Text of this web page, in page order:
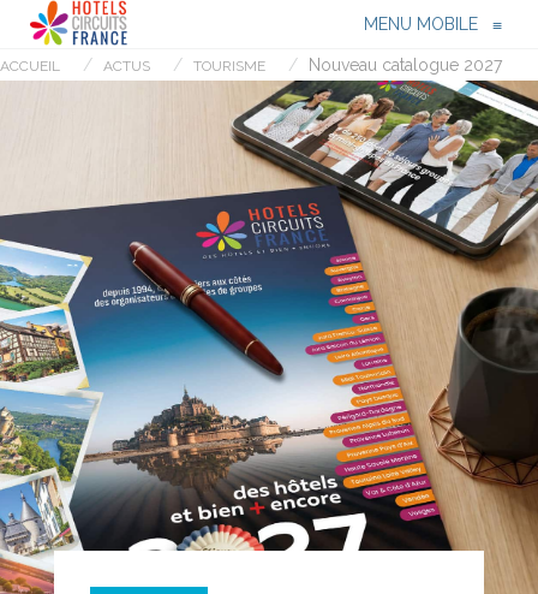
MENU MOBILE ≡
ACCUEIL ACTUS TOURISME Nouveau catalogue 2027